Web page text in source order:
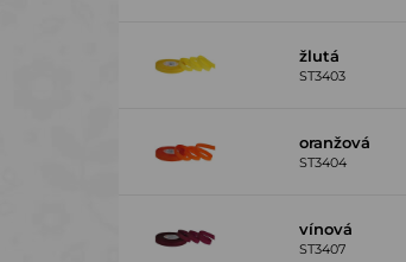
žlutá
ST3403
oranžová
ST3404
vínová
ST3407